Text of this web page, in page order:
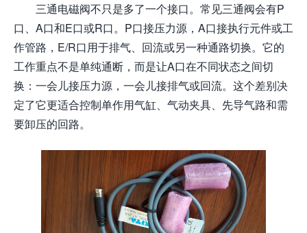
三通电磁阀不只是多了一个接口。常见三通阀会有P
口、A口和E口或R口。P口接压力源，A口接执行元件或工
作管路，E/R口用于排气、回流或另一种通路切换。它的
工作重点不是单纯通断，而是让A口在不同状态之间切
换：一会儿接压力源，一会儿接排气或回流。这个差别决
定了它更适合控制单作用气缸、气动夹具、先导气路和需
要卸压的回路。